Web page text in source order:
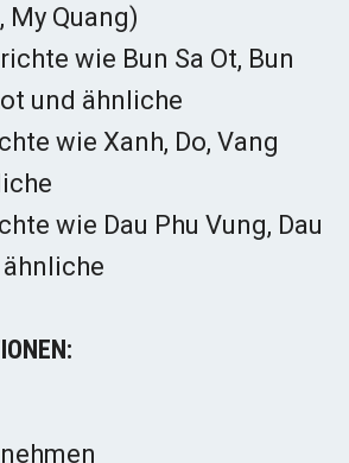
My Quang)
wie Bun Sa Ot, Bun
und ähnliche
wie Xanh, Do, Vang
wie Dau Phu Vung, Dau